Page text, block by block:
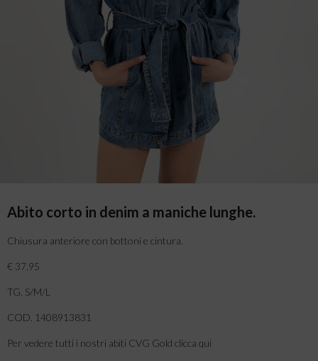
Abito corto in denim a maniche lunghe.
Chiusura anteriore con bottoni e cintura.
€ 37,95
TG. S/M/L
COD. 1408913831
Per vedere tutti i nostri abiti CVG Gold clicca qui